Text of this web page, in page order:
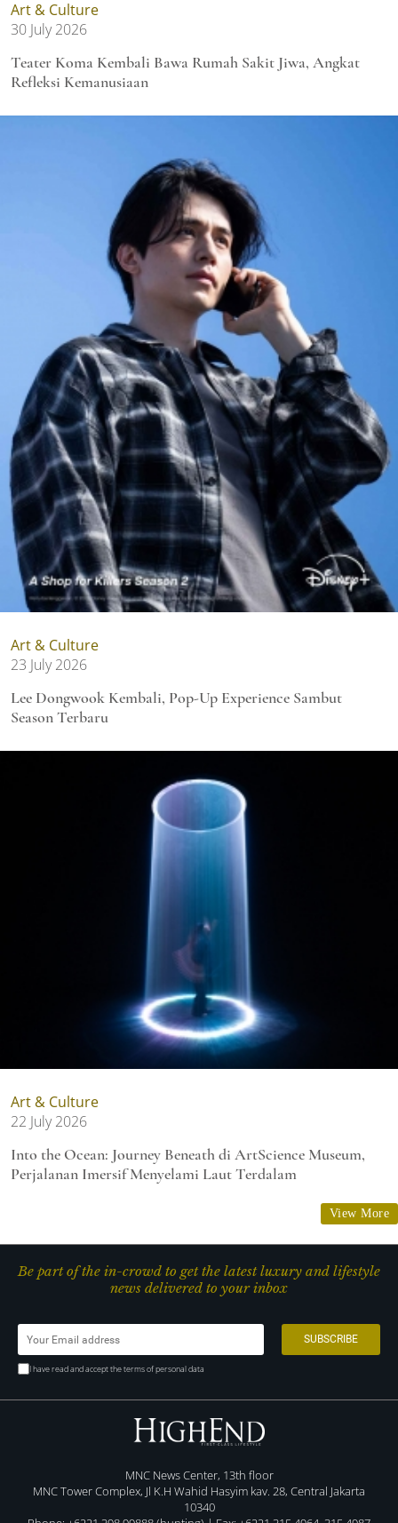
Art & Culture
30 July 2026
Teater Koma Kembali Bawa Rumah Sakit Jiwa, Angkat
Refleksi Kemanusiaan
Art & Culture
23 July 2026
Lee Dongwook Kembali, Pop-Up Experience Sambut
Season Terbaru
Art & Culture
22 July 2026
Into the Ocean: Journey Beneath di ArtScience Museum,
Perjalanan Imersif Menyelami Laut Terdalam
View More
Be part of the in-crowd to get the latest luxury and lifestyle
news delivered to your inbox
I have read and accept the terms of personal data
MNC News Center, 13th floor
MNC Tower Complex, Jl K.H Wahid Hasyim kav. 28, Central Jakarta
10340